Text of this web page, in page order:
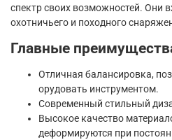
спектр своих возможностей. Они
охотничьего и походного
Главные
Отличная балансировка,
орудовать инструментом.
Современный стильный
Высокое качество
деформируются при